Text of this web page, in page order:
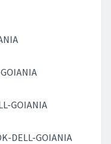
GOIANIA
DELL-GOIANIA